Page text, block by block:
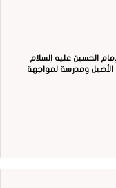
الحسين عليه السلام
الأصيل ومدرسة لمواجهة